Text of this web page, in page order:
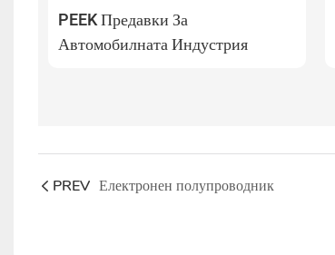
PEEK Предавки За
Автомобилната Индустрия
PREV Електронен полупроводник